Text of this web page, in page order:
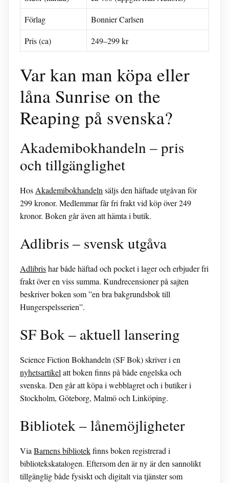
Förlag
Bonnier Carlsen
Pris (ca)
249–299 kr
Var kan man köpa eller
låna Sunrise on the
Reaping på svenska?
Akademibokhandeln – pris
och tillgänglighet
Hos Akademibokhandeln säljs den häftade utgåvan för
299 kronor. Medlemmar får fri frakt vid köp över 249
kronor. Boken går även att hämta i butik.
Adlibris – svensk utgåva
Adlibrishar både häftad och pocket i lager och erbjuder fri
frakt över en viss summa. Kundrecensioner på sajten
beskriver boken som ”en bra bakgrundsbok till
Hungerspelsserien”.
SF Bok – aktuell lansering
Science Fiction Bokhandeln (SF Bok) skriver i en
nyhetsartikel att boken finns på både engelska och
svenska. Den går att köpa i webblagret och i butiker i
Stockholm, Göteborg, Malmö och Linköping.
Bibliotek – lånemöjligheter
Via Barnens bibliotekfinns boken registrerad i
bibliotekskatalogen. Eftersom den är ny är den sannolikt
tillgänglig både fysiskt och digitalt via tjänster som